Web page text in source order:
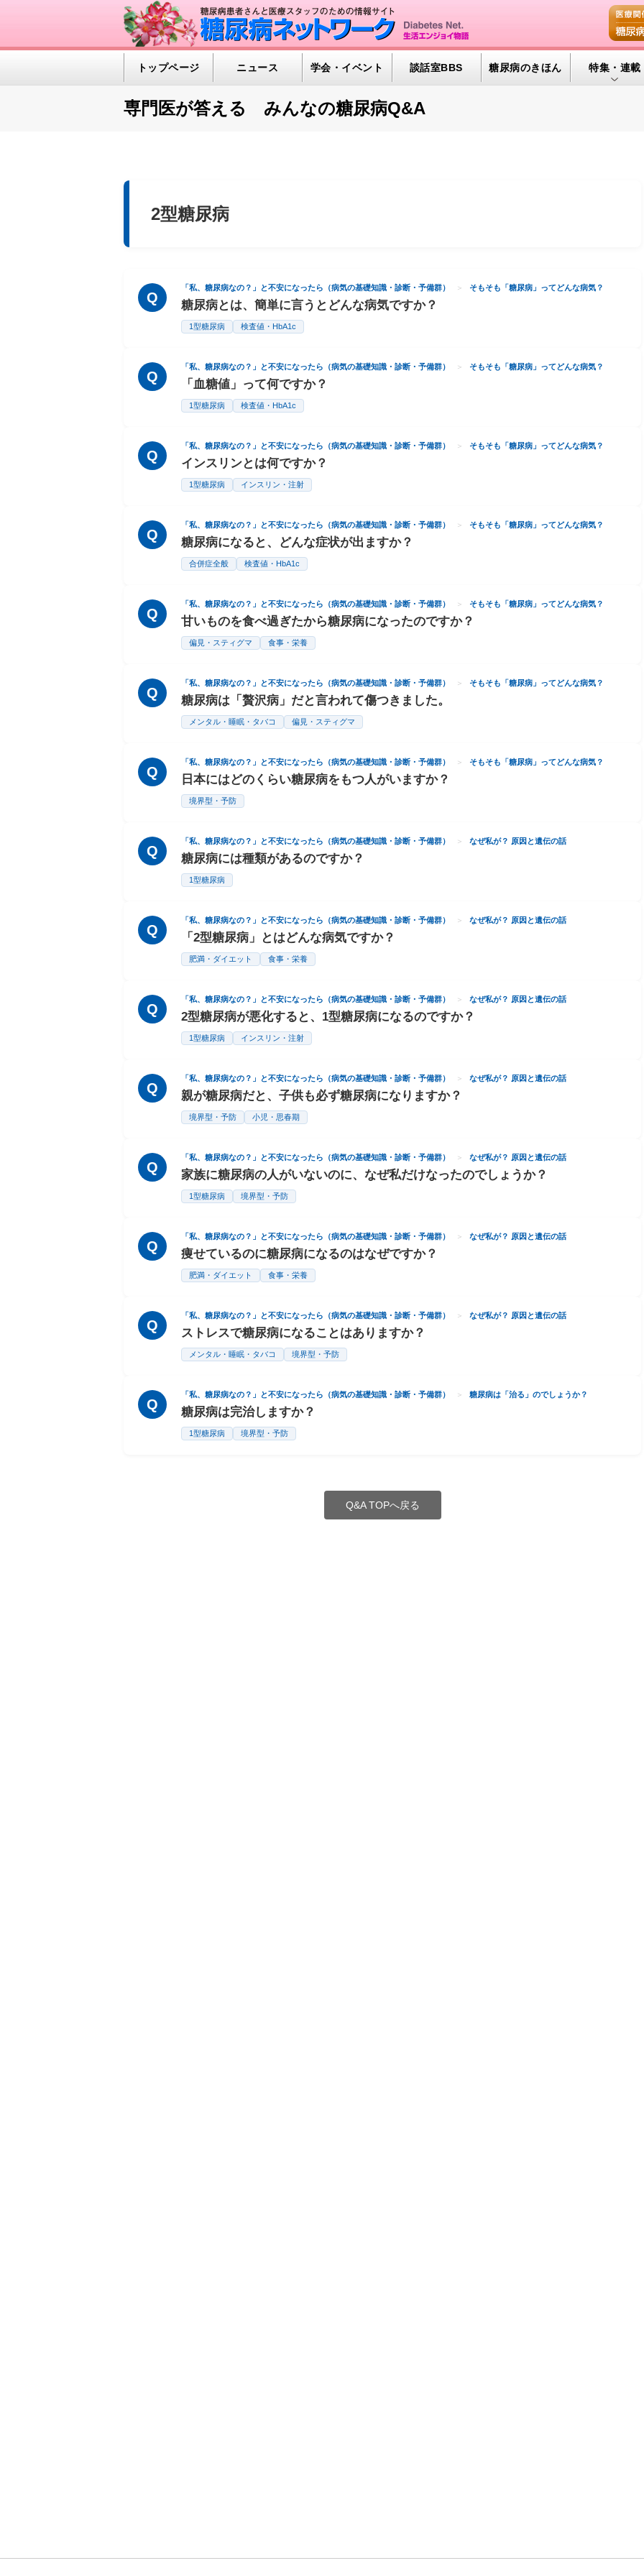
トップページ ニュース 学会・イベント 談話室BBS 糖尿病のきほん 特集・連載
専門医が答える みんなの糖尿病Q&A
2型糖尿病
Q
「私、糖尿病なの？」と不安になったら（病気の基礎知識・診断・予備群） そもそも「糖尿病」ってどんな病気？
糖尿病とは、簡単に言うとどんな病気ですか？
1型糖尿病 検査値・HbA1c
Q
「私、糖尿病なの？」と不安になったら（病気の基礎知識・診断・予備群） そもそも「糖尿病」ってどんな病気？
「血糖値」って何ですか？
1型糖尿病 検査値・HbA1c
Q
「私、糖尿病なの？」と不安になったら（病気の基礎知識・診断・予備群） そもそも「糖尿病」ってどんな病気？
インスリンとは何ですか？
1型糖尿病 インスリン・注射
Q
「私、糖尿病なの？」と不安になったら（病気の基礎知識・診断・予備群） そもそも「糖尿病」ってどんな病気？
糖尿病になると、どんな症状が出ますか？
合併症全般 検査値・HbA1c
Q
「私、糖尿病なの？」と不安になったら（病気の基礎知識・診断・予備群） そもそも「糖尿病」ってどんな病気？
甘いものを食べ過ぎたから糖尿病になったのですか？
偏見・スティグマ 食事・栄養
Q
「私、糖尿病なの？」と不安になったら（病気の基礎知識・診断・予備群） そもそも「糖尿病」ってどんな病気？
糖尿病は「贅沢病」だと言われて傷つきました。
メンタル・睡眠・タバコ 偏見・スティグマ
Q
「私、糖尿病なの？」と不安になったら（病気の基礎知識・診断・予備群） そもそも「糖尿病」ってどんな病気？
日本にはどのくらい糖尿病をもつ人がいますか？
境界型・予防
Q
「私、糖尿病なの？」と不安になったら（病気の基礎知識・診断・予備群） なぜ私が？ 原因と遺伝の話
糖尿病には種類があるのですか？
1型糖尿病
Q
「私、糖尿病なの？」と不安になったら（病気の基礎知識・診断・予備群） なぜ私が？ 原因と遺伝の話
「2型糖尿病」とはどんな病気ですか？
肥満・ダイエット 食事・栄養
Q
「私、糖尿病なの？」と不安になったら（病気の基礎知識・診断・予備群） なぜ私が？ 原因と遺伝の話
2型糖尿病が悪化すると、1型糖尿病になるのですか？
1型糖尿病 インスリン・注射
Q
「私、糖尿病なの？」と不安になったら（病気の基礎知識・診断・予備群） なぜ私が？ 原因と遺伝の話
親が糖尿病だと、子供も必ず糖尿病になりますか？
境界型・予防 小児・思春期
Q
「私、糖尿病なの？」と不安になったら（病気の基礎知識・診断・予備群） なぜ私が？ 原因と遺伝の話
家族に糖尿病の人がいないのに、なぜ私だけなったのでしょうか？
1型糖尿病 境界型・予防
Q
「私、糖尿病なの？」と不安になったら（病気の基礎知識・診断・予備群） なぜ私が？ 原因と遺伝の話
痩せているのに糖尿病になるのはなぜですか？
肥満・ダイエット 食事・栄養
Q
「私、糖尿病なの？」と不安になったら（病気の基礎知識・診断・予備群） なぜ私が？ 原因と遺伝の話
ストレスで糖尿病になることはありますか？
メンタル・睡眠・タバコ 境界型・予防
Q
「私、糖尿病なの？」と不安になったら（病気の基礎知識・診断・予備群） 糖尿病は「治る」のでしょうか？
糖尿病は完治しますか？
1型糖尿病 境界型・予防
Q&A TOPへ戻る